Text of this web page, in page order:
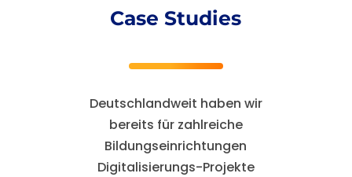
Case Studies
Deutschlandweit haben wir
bereits für zahlreiche
Bildungseinrichtungen
Digitalisierungs-Projekte